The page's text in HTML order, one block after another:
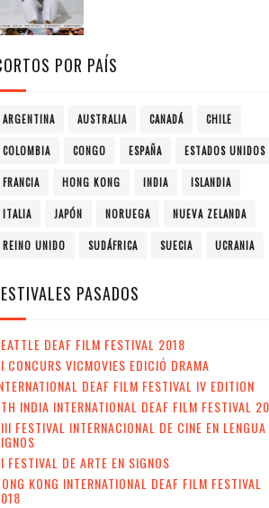
POR PAÍS
ARGENTINA AUSTRALIA CANADÁ CHILE
COLOMBIA CONGO ESPAÑA ESTADOS UNIDOS
FRANCIA HONG KONG INDIA ISLANDIA
ITALIA JAPÓN NORUEGA NUEVA ZELANDA
REINO UNIDO SUDÁFRICA SUECIA UCRANIA
PASADOS
DEAF FILM FESTIVAL 2018
CONCURS VICMOVIES EDICIÓ DRAMA
DEAF FILM FESTIVAL IV EDITION
INDIA INTERNATIONAL DEAF FILM FESTIVAL
FESTIVAL INTERNACIONAL DE CINE EN LENGUA
FESTIVAL DE ARTE EN SIGNOS
KONG INTERNATIONAL DEAF FILM FESTIVAL